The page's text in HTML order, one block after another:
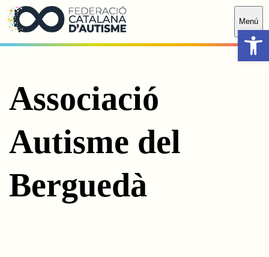
Saltar al contingut principal
Menú
Associació
Autisme del
Berguedà